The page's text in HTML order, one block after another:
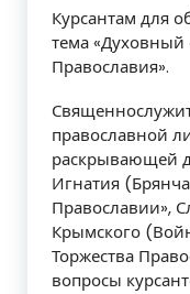
Курсантам для
тема «Духовный
Православия».
православной
раскрывающей
Игнатия
Православии», С
Крымского
Торжества
вопросы